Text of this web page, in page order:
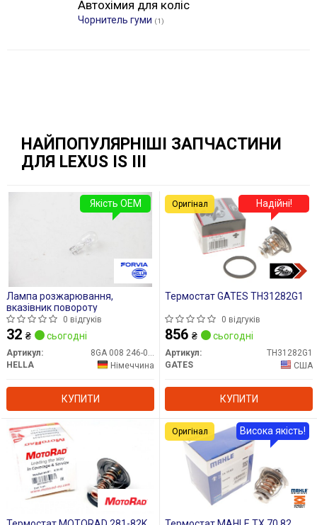
Автохімия для коліс
Чорнитель гуми (1)
НАЙПОПУЛЯРНІШІ ЗАПЧАСТИНИ
ДЛЯ LEXUS IS III
Лампа розжарювання,
вказівник повороту
0 відгуків
32 ₴ сьогодні
Артикул:
8GA 008 246-001
HELLA
Німеччина
КУПИТИ
Якість OEM
Термостат GATES TH31282G1
0 відгуків
856 ₴ сьогодні
Артикул:
TH31282G1
GATES
США
КУПИТИ
Надійні!
Оригінал
Висока якість!
Оригінал